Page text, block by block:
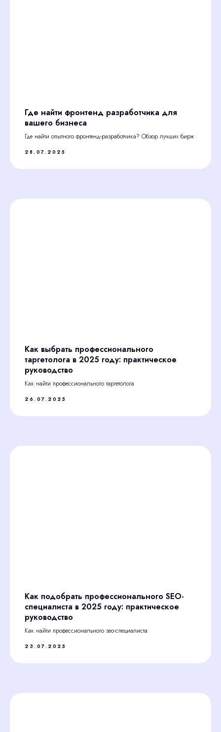
Где найти фронтенд разработчика для
вашего бизнеса
Где найти опытного фронтенд-разработчика? Обзор лучших бирж
28.07.2025
Как выбрать профессионального
таргетолога в 2025 году: практическое
руководство
Как найти профессионального таргетолога
26.07.2025
Как подобрать профессионального SEO-
специалиста в 2025 году: практическое
руководство
Как найти профессионального seo-специалиста
23.07.2025